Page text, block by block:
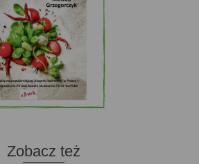
Zobacz też